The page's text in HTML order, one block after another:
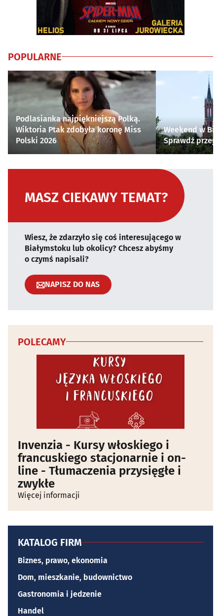
POPULARNE
Podlasianka najpiękniejszą Polką.
Wiktoria Ptak zdobyła koronę Miss
Polski 2026
Weekend w
Sprawdź
MASZ CIEKAWY TEMAT?
Wiesz, że zdarzyło się coś interesującego w
Białymstoku lub okolicy? Chcesz abyśmy
o czymś napisali?
NAPISZ DO NAS
POLECAMY
Invenzia - Kursy włoskiego i
francuskiego stacjonarnie i on-
line - Tłumaczenia przysięgłe i
zwykłe
Więcej informacji
KATALOG FIRM
Biznes, prawo, ekonomia
Dom, mieszkanie, budownictwo
Gastronomia i jedzenie
Handel